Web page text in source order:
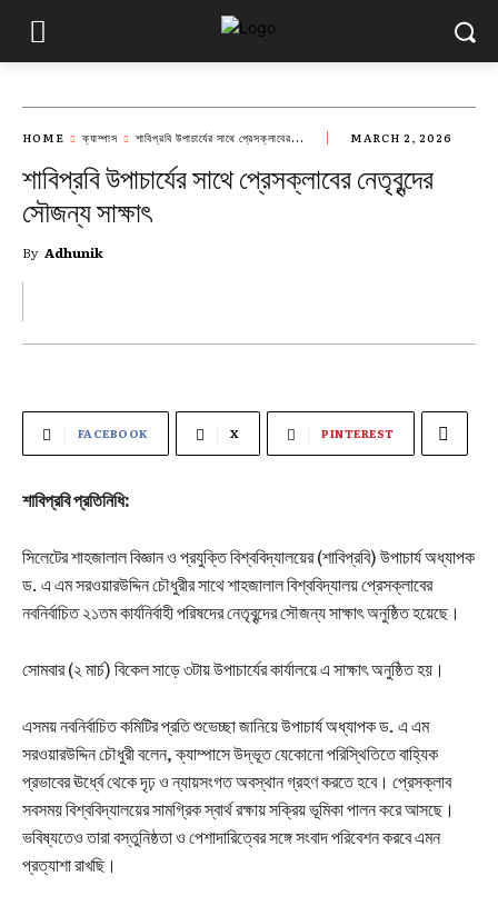
HOME ক্যাম্পাস শাবিপ্রবি উপাচার্যের সাথে প্রেসক্লাবের... MARCH 2, 2026
শাবিপ্রবি উপাচার্যের সাথে প্রেসক্লাবের নেতৃবৃন্দের
সৌজন্য সাক্ষাৎ
By Adhunik
FACEBOOK X PINTEREST
শাবিপ্রবি প্রতিনিধি:
সিলেটের শাহজালাল বিজ্ঞান ও প্রযুক্তি বিশ্ববিদ্যালয়ের (শাবিপ্রবি) উপাচার্য অধ্যাপক
ড. এ এম সরওয়ারউদ্দিন চৌধুরীর সাথে শাহজালাল বিশ্ববিদ্যালয় প্রেসক্লাবের
নবনির্বাচিত ২১তম কার্যনির্বাহী পরিষদের নেতৃবৃন্দের সৌজন্য সাক্ষাৎ অনুষ্ঠিত হয়েছে।
সোমবার (২ মার্চ) বিকেল সাড়ে ৩টায় উপাচার্যের কার্যালয়ে এ সাক্ষাৎ অনুষ্ঠিত হয়।
এসময় নবনির্বাচিত কমিটির প্রতি শুভেচ্ছা জানিয়ে উপাচার্য অধ্যাপক ড. এ এম
সরওয়ারউদ্দিন চৌধুরী বলেন, ক্যাম্পাসে উদ্ভূত যেকোনো পরিস্থিতিতে বাহ্যিক
প্রভাবের ঊর্ধ্বে থেকে দৃঢ় ও ন্যায়সংগত অবস্থান গ্রহণ করতে হবে। প্রেসক্লাব
সবসময় বিশ্ববিদ্যালয়ের সামগ্রিক স্বার্থ রক্ষায় সক্রিয় ভূমিকা পালন করে আসছে।
ভবিষ্যতেও তারা বস্তুনিষ্ঠতা ও পেশাদারিত্বের সঙ্গে সংবাদ পরিবেশন করবে এমন
প্রত্যাশা রাখছি।